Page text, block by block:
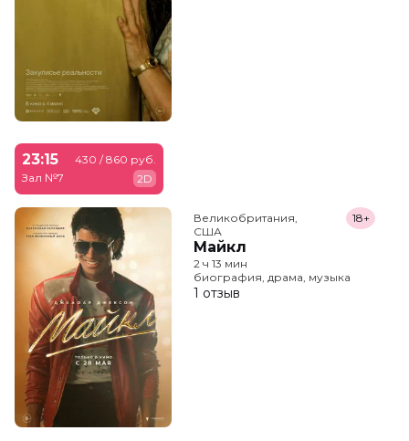
23:15
Зал №7
430 / 860 руб.
2D
Великобритания,
США
Майкл
18+
2 ч 13 мин
биография, драма, музыка
1 отзыв